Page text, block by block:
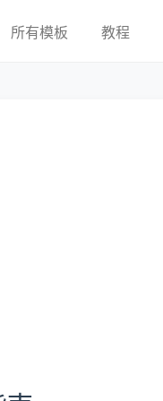
所有模板 教程